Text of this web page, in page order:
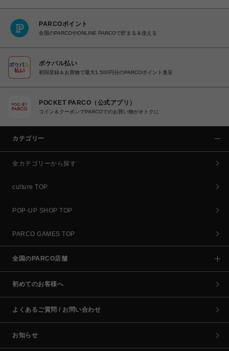
PARCOポイント
全国のPARCOやONLINE PARCOで貯まる＆使える
ポケパル払い
初回登録＆お買物で最大1,500円分のPARCOポイント進呈
POCKET PARCO（公式アプリ）
コイン＆クーポンでPARCOでのお買い物がオトクに
カテゴリー
全カテゴリーから探す
culture TOP
POP-UP SHOP TOP
PARCO GAMES TOP
全国のPARCO店舗
初めてのお客様へ
よくあるご質問 / お問い合わせ
お知らせ